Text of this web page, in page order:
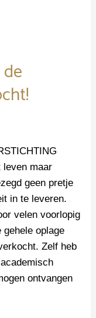
maar
geen pretje
in te leveren.
velen voorlopig
oplage
Zelf heb
ontvangen